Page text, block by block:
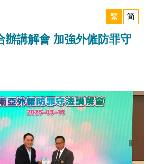
繁
简
辦講解會 加強外僱防罪守